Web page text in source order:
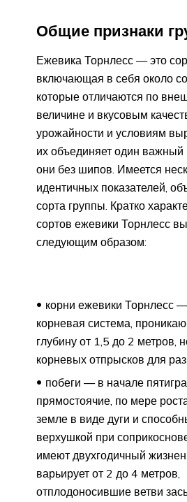
Общие признаки
Ежевика Торнлесс — это
включающая в себя около
которые отличаются по
величине и вкусовым
урожайности и условиям
их объединяет один важный
они без шипов. Имеется
идентичных показателей,
сорта группы. Кратко
сортов ежевики Торнлесс
следующим образом:
корни ежевики Торнлесс
корневая система,
глубину от 1,5 до 2 метров,
корневых отпрысков для
побеги — в начале
прямостоячие, по мере
земле в виде дуги и
верхушкой при
имеют двухгодичный
варьирует от 2 до 4 метров,
отплодоносившие ветви